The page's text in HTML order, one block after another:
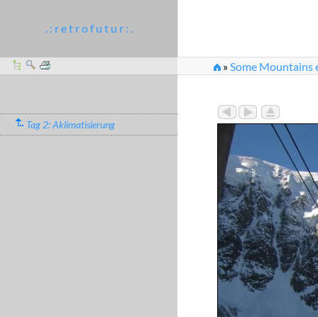
. : r e t r o f u t u r : .
»Some Mountains
Tag 2: Aklimatisierung